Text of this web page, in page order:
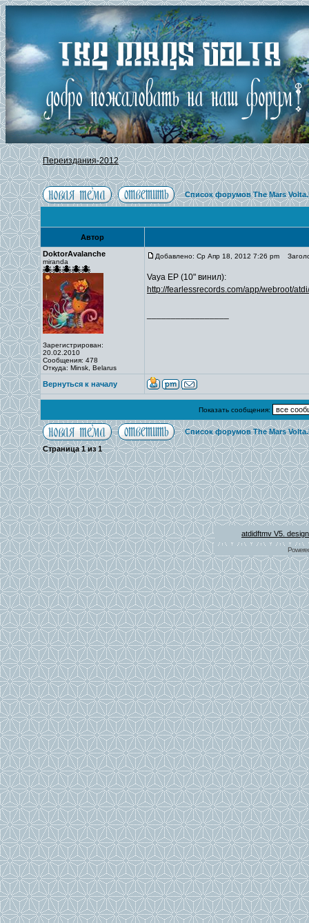
Переиздания-2012
Список форумов The Mars
Автор
DoktorAvalanche
miranda
Зарегистрирован:
20.02.2010
Сообщения: 478
Откуда: Minsk, Belarus
Добавлено: Ср Апр 18, 2012 7:26 pm
Vaya EP (10" винил):
http://fearlessrecords.com/app/webroot/
Вернуться к началу
Показать сообщения:
Список форумов The Mars
Страница1из1
atdidftmv V5.